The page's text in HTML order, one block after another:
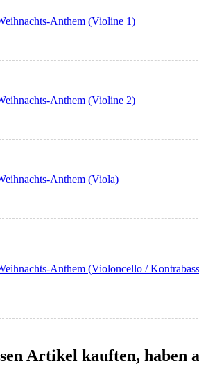
Anthem (Violine 1)
Anthem (Violine 2)
Anthem (Viola)
Anthem (Violoncello /
Artikel kauften, haben